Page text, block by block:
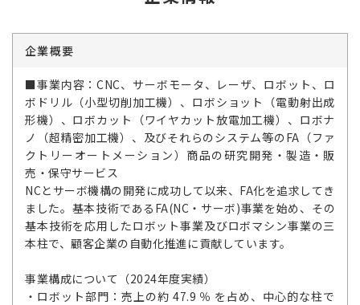
企業概要
■事業内容：CNC、サーボモータ、レーザ、ロボット、ロ
ボドリル（小型切削加工機）、ロボショット（電動射出成
形機）、ロボカット（ワイヤカット放電加工機）、ロボナ
ノ（超精密加工機）、及びそれらのシステム等のFA（ファ
クトリーオートメーション）商品の研究開発・製造・販
売・保守サービス
NCとサーボ機構の開発に成功して以来、FA化を追求してき
ました。基本技術であるFA(NC・サーボ)事業を始め、その
基本技術を応用したロボット事業及びロボマシン事業の三
本柱で、顧客企業の自動化推進に貢献しています。
事業構成について（2024年度実績）
・ロボット部門：売上の約 47.9 ％ を占め、中心的な柱で